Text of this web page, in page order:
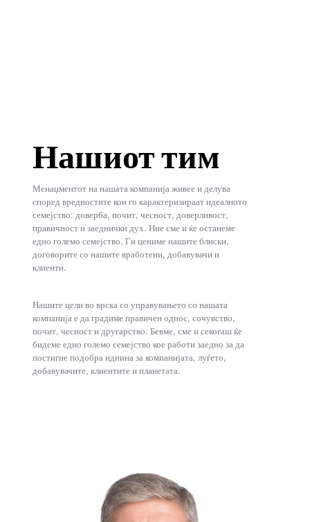
Нашиот тим
Менаџментот на нашата компанија живее и делува
според вредностите кои го карактеризираат идеалното
семејство: доверба, почит, чесност, доверливост,
правичност и заеднички дух. Ние сме и ќе останеме
едно големо семејство. Ги цениме нашите блиски,
договорите со нашите вработени, добавувачи и
клиенти.
Нашите цели во врска со управувањето со нашата
компанија е да градиме правичен однос, сочувство,
почит, чесност и другарство. Бевме, сме и секогаш ќе
бидеме едно големо семејство кое работи заедно за да
постигне подобра иднина за компанијата, луѓето,
добавувачите, клиентите и планетата.